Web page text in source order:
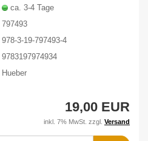
ca. 3-4 Tage
797493
978-3-19-797493-4
9783197974934
Hueber
19,00 EUR
inkl. 7% MwSt. zzgl. Versand